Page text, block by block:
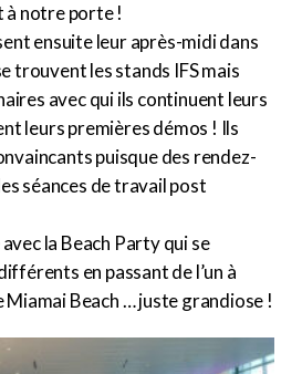
à notre porte !
ensuite leur après-midi dans
trouvent les stands IFS mais
avec qui ils continuent leurs
leurs premières démos ! Ils
puisque des rendez-
séances de travail post
la Beach Party qui se
en passant de l’un à
Miamai Beach … juste grandiose !